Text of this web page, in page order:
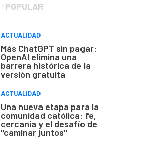
POPULAR
ACTUALIDAD
Más ChatGPT sin pagar:
OpenAI elimina una
barrera histórica de la
versión gratuita
ACTUALIDAD
Una nueva etapa para la
comunidad católica: fe,
cercanía y el desafío de
"caminar juntos"